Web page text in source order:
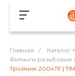
Главная / Каталог
Фитинги резьбовые
Тройник 2004TF |